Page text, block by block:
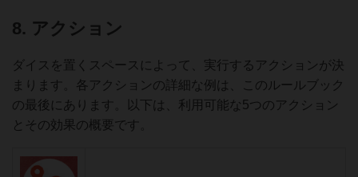
8. アクション
ダイスを置くスペースによって、実行するアクションが決
まります。各アクションの詳細な例は、このルールブック
の最後にあります。以下は、利用可能な5つのアクション
とその効果の概要です。